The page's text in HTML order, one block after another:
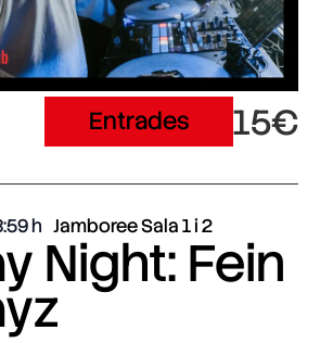
Entrades 15€
Jamboree Sala 1 i 2
Night: Fein